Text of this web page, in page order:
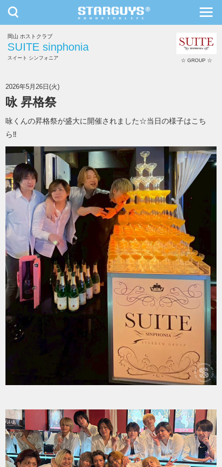
九州・沖縄
toggle
navigation
岡山 ホストクラブ
SUITE sinphonia
スイート シンフォニア ☆ GROUP ☆
2026年5月26日(火)
咏 昇格祭
咏くんの昇格祭が盛大に開催されました☆当日の様子はこち
ら‼